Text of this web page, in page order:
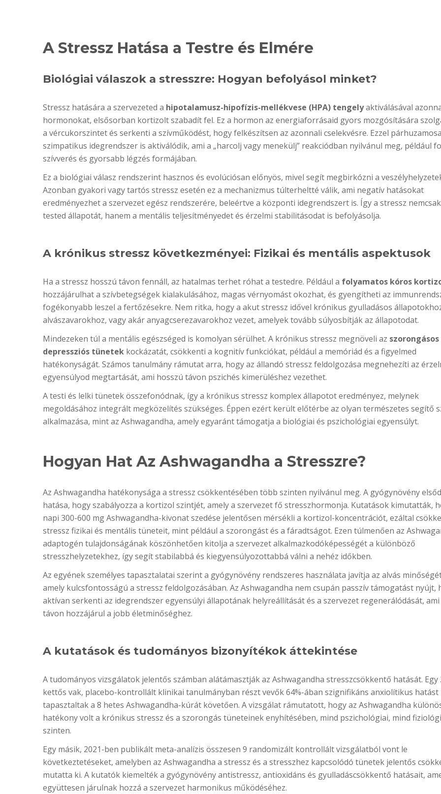
A Stressz Hatása a Testre és Elmére
Biológiai válaszok a stresszre: Hogyan befolyásol minket?
Stressz hatására a szervezeted a hipotalamusz-hipofízis-mellékvese (HPA) tengelyaktiválásával
hormonokat, elsősorban kortizolt szabadít fel. Ez a hormon az energiaforrásaid gyors mozgósítására
a vércukorszintet és serkenti a szívműködést, hogy felkészítsen az azonnali cselekvésre. Ezzel
szimpatikus idegrendszer is aktiválódik, ami a „harcolj vagy menekülj” reakciódban nyilvánul meg, például
szívverés és gyorsabb légzés formájában.
Ez a biológiai válasz rendszerint hasznos és evolúciósan előnyös, mivel segít megbirkózni a
Azonban gyakori vagy tartós stressz esetén ez a mechanizmus túlterheltté válik, ami negatív hatásokat
eredményezhet a szervezet egész rendszerére, beleértve a központi idegrendszert is. Így a stressz
tested állapotát, hanem a mentális teljesítményedet és érzelmi stabilitásodat is befolyásolja.
A krónikus stressz következményei: Fizikai és mentális aspektusok
Ha a stressz hosszú távon fennáll, az hatalmas terhet róhat a testedre. Például a folyamatos kóros
hozzájárulhat a szívbetegségek kialakulásához, magas vérnyomást okozhat, és gyengítheti az
fogékonyabb leszel a fertőzésekre. Nem ritka, hogy a akut stressz idővel krónikus gyulladásos
alvászavarokhoz, vagy akár anyagcserezavarokhoz vezet, amelyek tovább súlyosbítják az állapotodat.
Mindezeken túl a mentális egészséged is komolyan sérülhet. A krónikus stressz megnöveli az szorongásos
depressziós tünetek kockázatát, csökkenti a kognitív funkciókat, például a memóriád és a figyelmed
hatékonyságát. Számos tanulmány rámutat arra, hogy az állandó stressz feldolgozása megnehezíti az
egyensúlyod megtartását, ami hosszú távon pszichés kimerüléshez vezethet.
A testi és lelki tünetek összefonódnak, így a krónikus stressz komplex állapotot eredményez, melynek
megoldásához integrált megközelítés szükséges. Éppen ezért került előtérbe az olyan természetes segítő
alkalmazása, mint az Ashwagandha, amely egyaránt támogatja a biológiai és pszichológiai egyensúlyt.
Hogyan Hat Az Ashwagandha a Stresszre?
Az Ashwagandha hatékonysága a stressz csökkentésében több szinten nyilvánul meg. A gyógynövény
hatása, hogy szabályozza a kortizol szintjét, amely a szervezet fő stresszhormonja. Kutatások kimutatták,
napi 300-600 mg Ashwagandha-kivonat szedése jelentősen mérsékli a kortizol-koncentrációt, ezáltal
stressz fizikai és mentális tüneteit, mint például a szorongást és a fáradtságot. Ezen túlmenően az
adaptogén tulajdonságának köszönhetően kitolja a szervezet alkalmazkodóképességét a különböző
stresszhelyzetekhez, így segít stabilabbá és kiegyensúlyozottabbá válni a nehéz időkben.
Az egyének személyes tapasztalatai szerint a gyógynövény rendszeres használata javítja az alvás
amely kulcsfontosságú a stressz feldolgozásában. Az Ashwagandha nem csupán passzív támogatást nyújt,
aktívan serkenti az idegrendszer egyensúlyi állapotának helyreállítását és a szervezet regenerálódását,
távon hozzájárul a jobb életminőséghez.
A kutatások és tudományos bizonyítékok áttekintése
A tudományos vizsgálatok jelentős számban alátámasztják az Ashwagandha stresszcsökkentő hatását. Egy
kettős vak, placebo-kontrollált klinikai tanulmányban részt vevők 64%-ában szignifikáns anxiolítikus hatást
tapasztaltak a 8 hetes Ashwagandha-kúrát követően. A vizsgálat rámutatott, hogy az Ashwagandha
hatékony volt a krónikus stressz és a szorongás tüneteinek enyhítésében, mind pszichológiai, mind
szinten.
Egy másik, 2021-ben publikált meta-analízis összesen 9 randomizált kontrollált vizsgálatból vont le
következtetéseket, amelyben az Ashwagandha a stressz és a stresszhez kapcsolódó tünetek jelentős
mutatta ki. A kutatók kiemelték a gyógynövény antistressz, antioxidáns és gyulladáscsökkentő hatásait,
együttesen járulnak hozzá a szervezet harmonikus működéséhez.